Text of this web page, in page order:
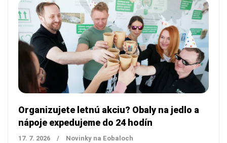
Organizujete letnú akciu? Obaly na jedlo a
nápoje expedujeme do 24 hodín
17. 7. 2026 / Novinky na Eobaloch